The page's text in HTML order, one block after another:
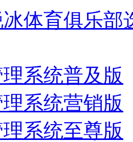
体育俱乐部
系统普及版
系统营销版
系统至尊版